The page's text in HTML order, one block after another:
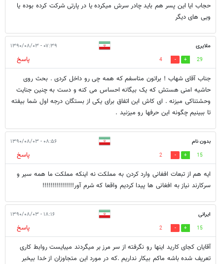
حجاب ایا این پسر هم باید چادر سرش میکرده یا در پارتی شرکت کرده بوده یا
ویی های دیگر
ملایری ۰۷:۳۹ - ۱۳۹۰/۰۸/۰۳
29
4
پاسخ
جناب آقای شهاب ! براتون متاسفم که همه چی رو داخل کردی . بحث روی
حاشیه امنی هستش که یک بیگانه احساس می کنه و دست به چنین جنایت
وحشتناکی میزنه . ای کاش این اتفاق برای یکی از بستگان درجه اول شما بیفته
تا ببینیم چگونه این حرفها رو میزنید .
بدون نام ۰۸:۵۶ - ۱۳۹۰/۰۸/۰۳
15
2
پاسخ
ایه هم از تبعات افغانی وارد کردن به مملکت نه اینکه مملکت ما همه سیر و
سرکارند نیاز به افغانی ها پیدا کردیم واقعا که شرم آور!!!!!!!!!!!!!!!!
ایرانی ۱۸:۱۶ - ۱۳۹۰/۰۸/۰۳
15
2
پاسخ
آقایان کجای کارید اینها رو نگرفته از سر مرز بر میگردند میبایست روابط کاری
تعریف شده باشه ماکم بیکار نداریم .که در مورد این متجاوزان از خدا بیخبر